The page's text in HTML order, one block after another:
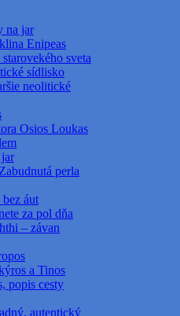
na jar
Enipeas
sveta
sídlisko
neolitické
Osios Loukas
perla
áut
za pol dňa
– závan
a Tinos
popis cesty
autentický